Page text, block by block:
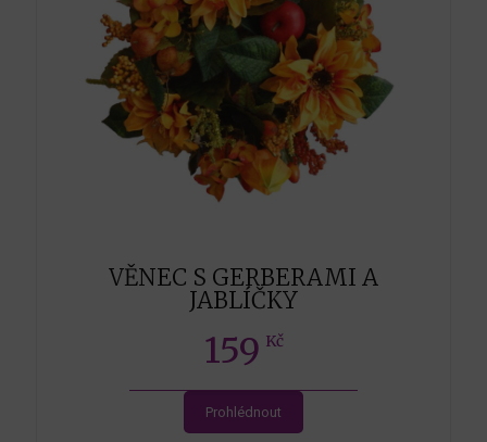
VĚNEC S GERBERAMI A
JABLÍČKY
159 Kč
Prohlédnout